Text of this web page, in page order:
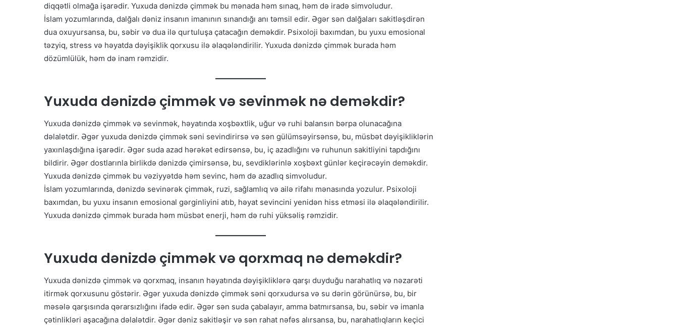
diqqətli olmağa işarədir. Yuxuda dənizdə çimmək bu mənada həm sınaq, həm də iradə simvoludur.
İslam yozumlarında, dalğalı dəniz insanın imanının sınandığı anı təmsil edir. Əgər sən dalğaları sakitləşdirən
dua oxuyursansa, bu, səbir və dua ilə qurtuluşa çatacağın deməkdir. Psixoloji baxımdan, bu yuxu emosional
təzyiq, stress və həyatda dəyişiklik qorxusu ilə əlaqələndirilir. Yuxuda dənizdə çimmək burada həm
dözümlülük, həm də inam rəmzidir.
Yuxuda dənizdə çimmək və sevinmək nə deməkdir?
Yuxuda dənizdə çimmək və sevinmək, həyatında xoşbəxtlik, uğur və ruhi balansın bərpa olunacağına
dəlalətdir. Əgər yuxuda dənizdə çimmək səni sevindirirsə və sən gülümsəyirsənsə, bu, müsbət dəyişikliklərin
yaxınlaşdığına işarədir. Əgər suda azad hərəkət edirsənsə, bu, iç azadlığını və ruhunun sakitliyini tapdığını
bildirir. Əgər dostlarınla birlikdə dənizdə çimirsənsə, bu, sevdiklərinlə xoşbəxt günlər keçirəcəyin deməkdir.
Yuxuda dənizdə çimmək bu vəziyyətdə həm sevinc, həm də azadlıq simvoludur.
İslam yozumlarında, dənizdə sevinərək çimmək, ruzi, sağlamlıq və ailə rifahı mənasında yozulur. Psixoloji
baxımdan, bu yuxu insanın emosional gərginliyini atıb, həyat sevincini yenidən hiss etməsi ilə əlaqələndirilir.
Yuxuda dənizdə çimmək burada həm müsbət enerji, həm də ruhi yüksəliş rəmzidir.
Yuxuda dənizdə çimmək və qorxmaq nə deməkdir?
Yuxuda dənizdə çimmək və qorxmaq, insanın həyatında dəyişikliklərə qarşı duyduğu narahatlıq və nəzarəti
itirmək qorxusunu göstərir. Əgər yuxuda dənizdə çimmək səni qorxudursa və su dərin görünürsə, bu, bir
məsələ qarşısında qərarsızlığını ifadə edir. Əgər sən suda çabalayır, amma batmırsansa, bu, səbir və imanla
çətinlikləri aşacağına dəlalətdir. Əgər dəniz sakitləşir və sən rahat nəfəs alırsansa, bu, narahatlıqların keçici